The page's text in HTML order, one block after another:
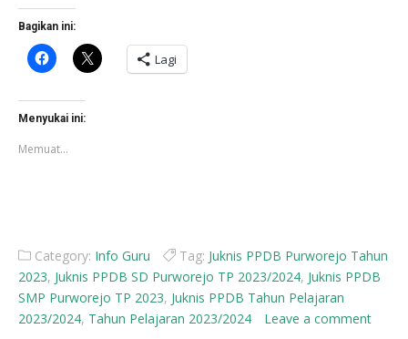
Bagikan ini:
Klik
untuk
Facebook(Membuka
di
jendela
baru)
Klik
untuk
berbagi
Lagi
Menyukai ini:
Memuat...
Category: Info Guru Tag: Juknis PPDB Purworejo Tahun
2023, Juknis PPDB SD Purworejo TP 2023/2024, Juknis PPDB
SMP Purworejo TP 2023, Juknis PPDB Tahun Pelajaran
2023/2024, Tahun Pelajaran 2023/2024 Leave a comment